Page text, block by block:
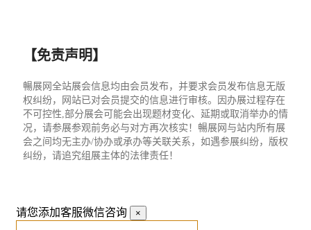
【免责声明】
暢展网全站展会信息均由会员发布，并要求会员发布信息无版
权纠纷，网站已对会员提交的信息进行审核。因办展过程存在
不可控性,部分展会可能会出现题材变化、延期或取消举办的情
况，请参展参观前务必与对方再次核实！暢展网与站内所有展
会之间均无主办/协办或承办等关联关系，如遇参展纠纷，版权
纠纷，请追究组展主体的法律责任！
请您添加客服微信咨询 ×